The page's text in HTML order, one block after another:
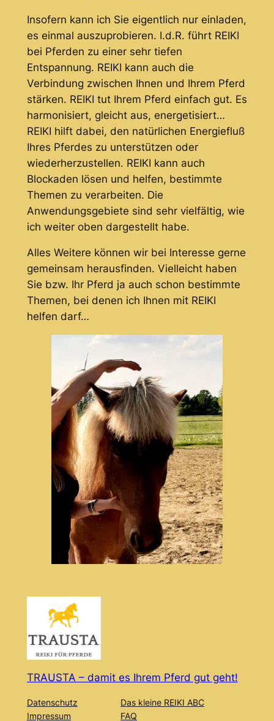
Insofern kann ich Sie eigentlich nur einladen,
es einmal auszuprobieren. I.d.R. führt REIKI
bei Pferden zu einer sehr tiefen
Entspannung. REIKI kann auch die
Verbindung zwischen Ihnen und Ihrem Pferd
stärken. REIKI tut Ihrem Pferd einfach gut. Es
harmonisiert, gleicht aus, energetisiert…
REIKI hilft dabei, den natürlichen Energiefluß
Ihres Pferdes zu unterstützen oder
wiederherzustellen. REIKI kann auch
Blockaden lösen und helfen, bestimmte
Themen zu verarbeiten. Die
Anwendungsgebiete sind sehr vielfältig, wie
ich weiter oben dargestellt habe.
Alles Weitere können wir bei Interesse gerne
gemeinsam herausfinden. Vielleicht haben
Sie bzw. Ihr Pferd ja auch schon bestimmte
Themen, bei denen ich Ihnen mit REIKI
helfen darf…
TRAUSTA – damit es Ihrem Pferd gut geht!
Datenschutz
Impressum
Das kleine REIKI ABC
FAQ